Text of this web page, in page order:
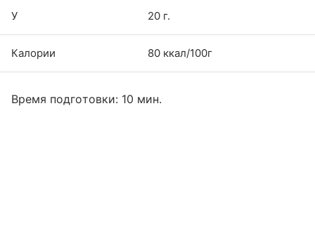
У 20 г.
Калории 80 ккал/100г
Время подготовки: 10 мин.